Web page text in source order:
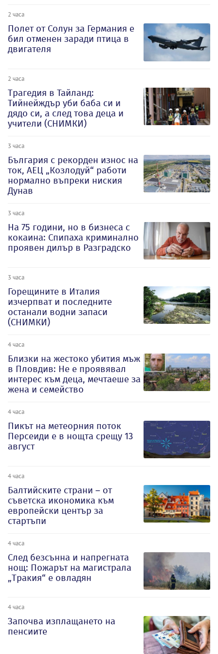
2 часа
Полет от Солун за Германия е
бил отменен заради птица в
двигателя
2 часа
Трагедия в Тайланд:
Тийнейждър уби баба си и
дядо си, а след това деца и
учители (СНИМКИ)
3 часа
България с рекорден износ на
ток, АЕЦ „Козлодуй“ работи
нормално въпреки ниския
Дунав
3 часа
На 75 години, но в бизнеса с
кокаина: Спипаха криминално
проявен дилър в Разградско
3 часа
Горещините в Италия
изчерпват и последните
останали водни запаси
(СНИМКИ)
4 часа
Близки на жестоко убития мъж
в Пловдив: Не е проявявал
интерес към деца, мечтаеше за
жена и семейство
4 часа
Пикът на метеорния поток
Персеиди е в нощта срещу 13
август
4 часа
Балтийските страни – от
съветска икономика към
европейски център за
стартъпи
4 часа
След безсънна и напрегната
нощ: Пожарът на магистрала
„Тракия“ е овладян
4 часа
Започва изплащането на
пенсиите